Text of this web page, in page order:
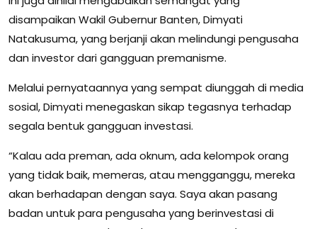
disampaikan Wakil Gubernur Banten, Dimyati
Natakusuma, yang berjanji akan melindungi pengusaha
dan investor dari gangguan premanisme.
Melalui pernyataannya yang sempat diunggah di media
sosial, Dimyati menegaskan sikap tegasnya terhadap
segala bentuk gangguan investasi.
“Kalau ada preman, ada oknum, ada kelompok orang
yang tidak baik, memeras, atau mengganggu, mereka
akan berhadapan dengan saya. Saya akan pasang
badan untuk para pengusaha yang berinvestasi di